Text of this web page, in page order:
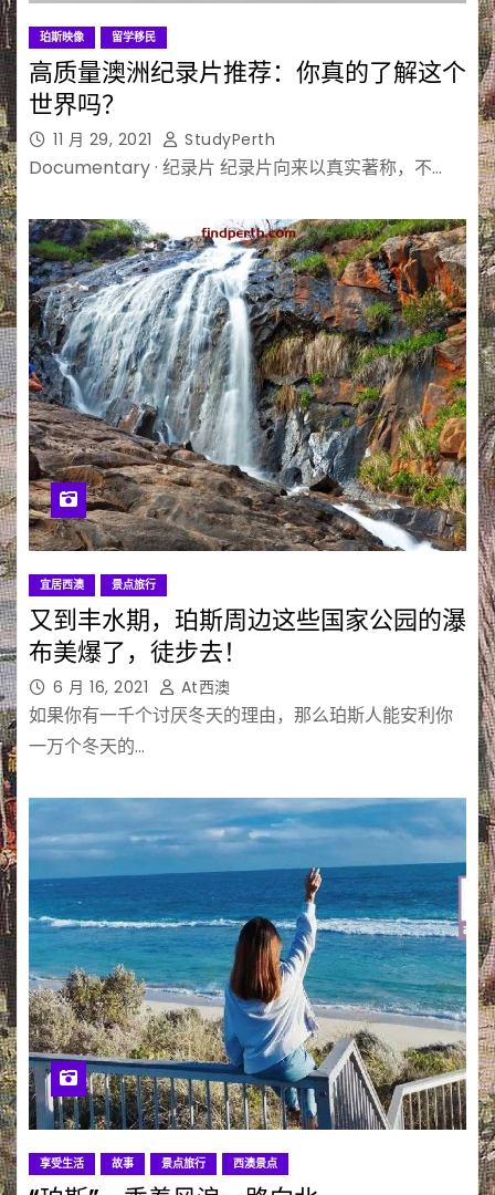
珀斯映像 留学移民
高质量澳洲纪录片推荐：你真的了解这个
世界吗？
11 月 29, 2021 StudyPerth
Documentary · 纪录片 纪录片向来以真实著称，不…
宜居西澳 景点旅行
又到丰水期，珀斯周边这些国家公园的瀑
布美爆了，徒步去！
6 月 16, 2021 At西澳
如果你有一千个讨厌冬天的理由，那么珀斯人能安利你
一万个冬天的…
享受生活 故事 景点旅行 西澳景点